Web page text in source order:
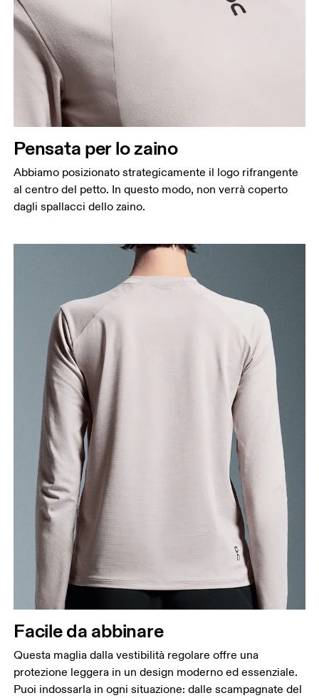
Pensata per lo zaino
Abbiamo posizionato strategicamente il logo rifrangente
al centro del petto. In questo modo, non verrà coperto
dagli spallacci dello zaino.
Facile da abbinare
Questa maglia dalla vestibilità regolare offre una
protezione leggera in un design moderno ed essenziale.
Puoi indossarla in ogni situazione: dalle scampagnate del